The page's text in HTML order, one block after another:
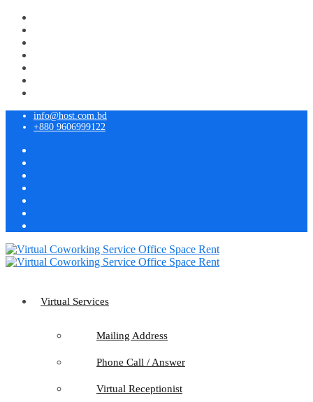
info@host.com.bd
+880 9606999122
Virtual Services
Mailing Address
Phone Call / Answer
Virtual Receptionist